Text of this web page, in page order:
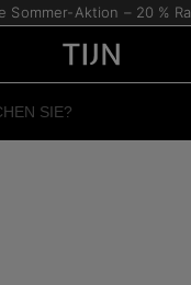
Sommer-Aktion – 20 %